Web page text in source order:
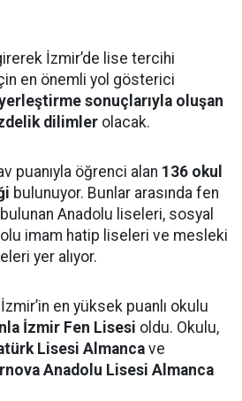
İzmir’de lise tercihi
en önemli yol gösterici
sonuçlarıyla oluşan
dilimler olacak.
puanıyla öğrenci alan 136 okul
bulunuyor. Bunlar arasında fen
bulunan Anadolu liseleri, sosyal
imam hatip liseleri ve mesleki
yer alıyor.
en yüksek puanlı okulu
İzmir Fen Lisesi oldu. Okulu,
Lisesi Almanca ve
Anadolu Lisesi Almanca